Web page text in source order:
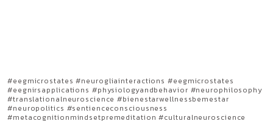
#eegmicrostates #neurogliainteractions #eegmicrostates
#eegnirsapplications #physiologyandbehavior #neurophilosophy
#translationalneuroscience #bienestarwellnessbemestar
#neuropolitics #sentienceconsciousness
#metacognitionmindsetpremeditation #culturalneuroscience